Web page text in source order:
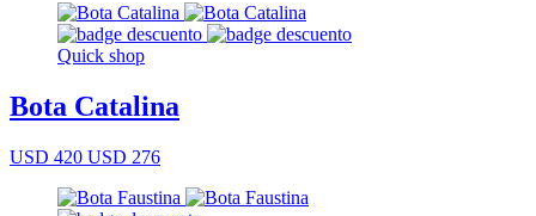
Quick shop
Bota Catalina
USD 420 USD 276